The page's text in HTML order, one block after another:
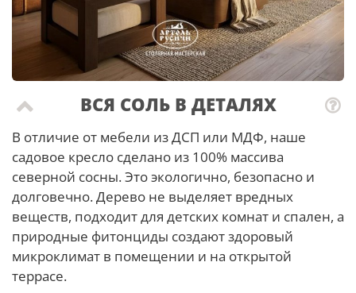
ВСЯ СОЛЬ В ДЕТАЛЯХ
В отличие от мебели из ДСП или МДФ, наше
садовое кресло сделано из 100% массива
северной сосны. Это экологично, безопасно и
долговечно. Дерево не выделяет вредных
веществ, подходит для детских комнат и спален, а
природные фитонциды создают здоровый
микроклимат в помещении и на открытой
террасе.